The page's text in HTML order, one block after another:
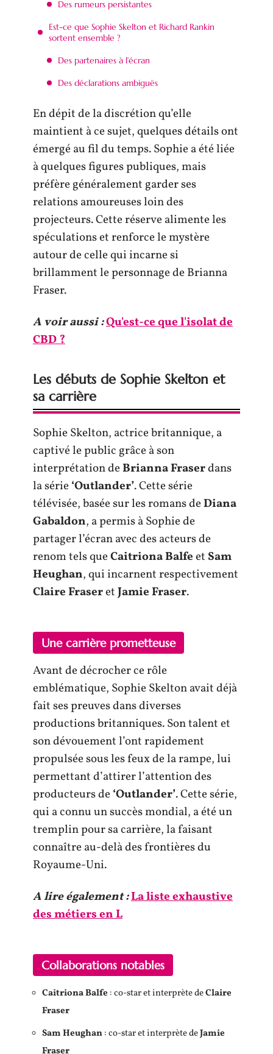
Des rumeurs persistantes
Est-ce que Sophie Skelton et Richard Rankin
sortent ensemble ?
Des partenaires à l’écran
Des déclarations ambiguës
En dépit de la discrétion qu’elle
maintient à ce sujet, quelques détails ont
émergé au fil du temps. Sophie a été liée
à quelques figures publiques, mais
préfère généralement garder ses
relations amoureuses loin des
projecteurs. Cette réserve alimente les
spéculations et renforce le mystère
autour de celle qui incarne si
brillamment le personnage de Brianna
Fraser.
A voir aussi :Qu'est-ce que l'isolat de
CBD ?
Les débuts de Sophie Skelton et
sa carrière
Sophie Skelton, actrice britannique, a
captivé le public grâce à son
interprétation deBrianna Fraserdans
la série‘Outlander’. Cette série
télévisée, basée sur les romans deDiana
Gabaldon, a permis à Sophie de
partager l’écran avec des acteurs de
renom tels queCaitriona Balfeet Sam
Heughan, qui incarnent respectivement
Claire FraseretJamie Fraser.
Une carrière prometteuse
Avant de décrocher ce rôle
emblématique, Sophie Skelton avait déjà
fait ses preuves dans diverses
productions britanniques. Son talent et
son dévouement l’ont rapidement
propulsée sous les feux de la rampe, lui
permettant d’attirer l’attention des
producteurs de‘Outlander’. Cette série,
qui a connu un succès mondial, a été un
tremplin pour sa carrière, la faisant
connaître au-delà des frontières du
Royaume-Uni.
A lire également :La liste exhaustive
des métiers en L
Collaborations notables
Caitriona Balfe : co-star et interprète deClaire
Fraser
Sam Heughan: co-star et interprète deJamie
Fraser